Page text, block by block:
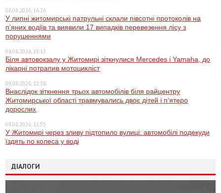
08.08.2026, 16:26
У липні житомирські патрульні склали півсотні протоколів на
пʼяних водіїв та виявили 17 випадків перевезення лісу з
порушеннями
08.08.2026, 15:13
Біля автовокзалу у Житомирі зіткнулися Mercedes і Yamaha, до
лікарні потрапив мотоцикліст
08.08.2026, 12:38
Внаслідок зіткнення трьох автомобілів біля райцентру
Житомирської області травмувались двоє дітей і пʼятеро
дорослих
08.08.2026, 11:55
У Житомирі через зливу підтопило вулиці: автомобілі подекуди
їздять по колеса у воді
ДІАЛОГИ